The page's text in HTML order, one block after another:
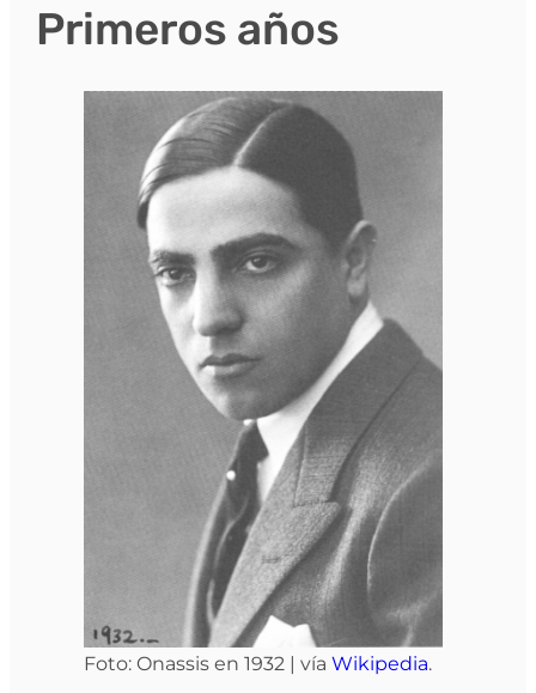
Primeros años
Foto: Onassis en 1932 | vía Wikipedia.